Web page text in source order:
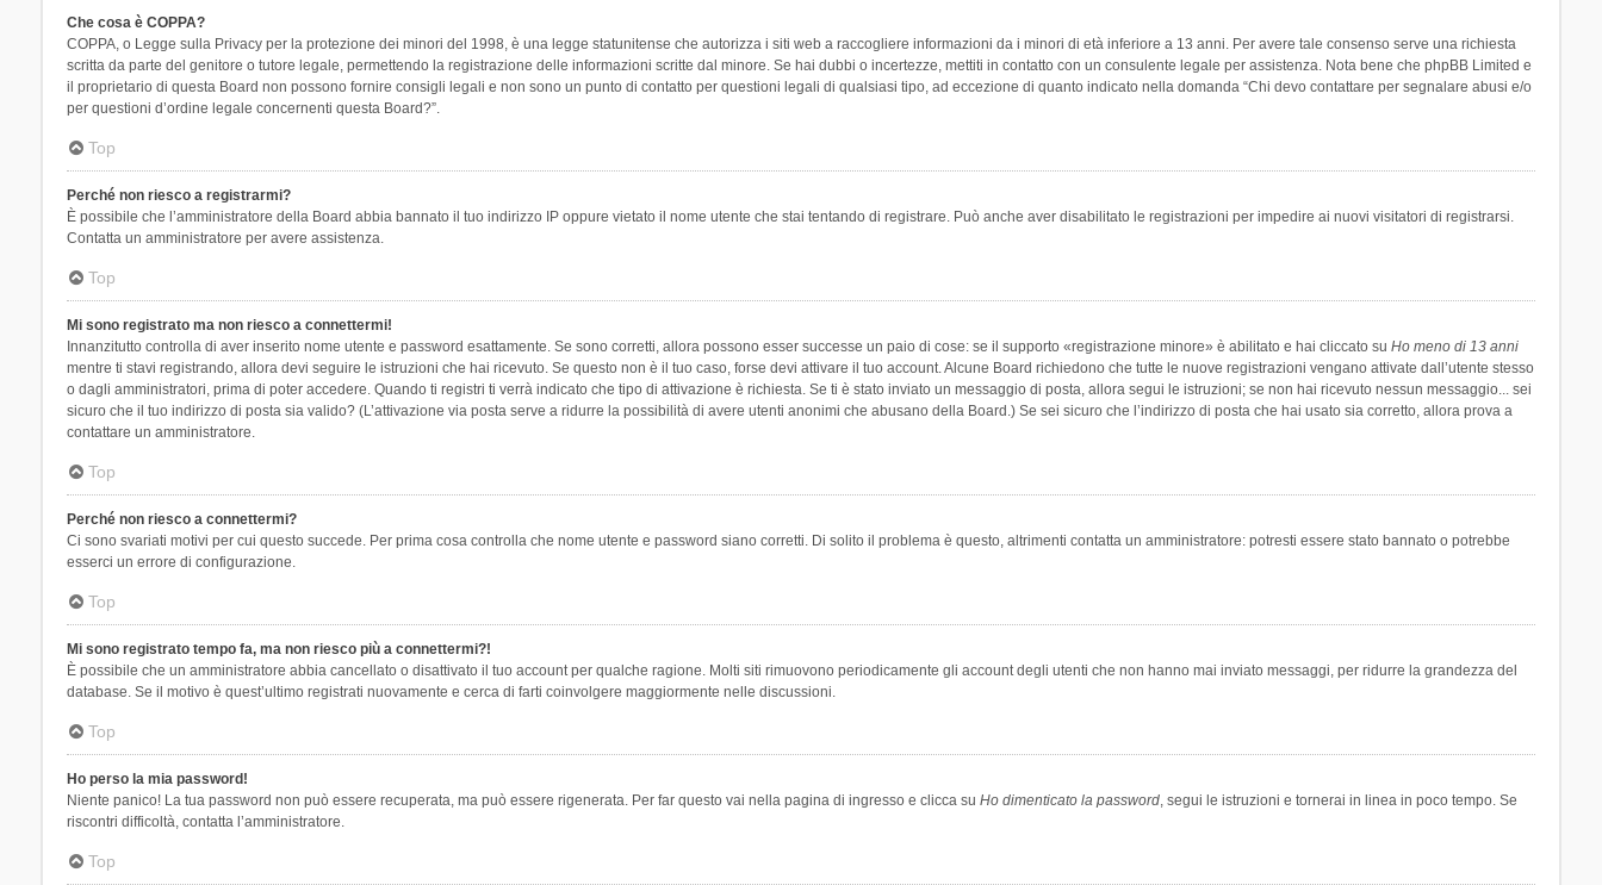
Che cosa è COPPA?
COPPA, o Legge sulla Privacy per la protezione dei minori del 1998, è una legge statunitense che autorizza i siti web a raccogliere informazioni da i minori di età inferiore a 13 anni. Per avere tale consenso serve una richiesta
scritta da parte del genitore o tutore legale, permettendo la registrazione delle informazioni scritte dal minore. Se hai dubbi o incertezze, mettiti in contatto con un consulente legale per assistenza. Nota bene che phpBB Limited e
il proprietario di questa Board non possono fornire consigli legali e non sono un punto di contatto per questioni legali di qualsiasi tipo, ad eccezione di quanto indicato nella domanda “Chi devo contattare per segnalare abusi e/o
per questioni d’ordine legale concernenti questa Board?”.
Top
Perché non riesco a registrarmi?
È possibile che l’amministratore della Board abbia bannato il tuo indirizzo IP oppure vietato il nome utente che stai tentando di registrare. Può anche aver disabilitato le registrazioni per impedire ai nuovi visitatori di registrarsi.
Contatta un amministratore per avere assistenza.
Top
Mi sono registrato ma non riesco a connettermi!
Innanzitutto controlla di aver inserito nome utente e password esattamente. Se sono corretti, allora possono esser successe un paio di cose: se il supporto «registrazione minore» è abilitato e hai cliccato su Ho meno di 13 anni
mentre ti stavi registrando, allora devi seguire le istruzioni che hai ricevuto. Se questo non è il tuo caso, forse devi attivare il tuo account. Alcune Board richiedono che tutte le nuove registrazioni vengano attivate dall’utente stesso
o dagli amministratori, prima di poter accedere. Quando ti registri ti verrà indicato che tipo di attivazione è richiesta. Se ti è stato inviato un messaggio di posta, allora segui le istruzioni; se non hai ricevuto nessun messaggio... sei
sicuro che il tuo indirizzo di posta sia valido? (L’attivazione via posta serve a ridurre la possibilità di avere utenti anonimi che abusano della Board.) Se sei sicuro che l’indirizzo di posta che hai usato sia corretto, allora prova a
contattare un amministratore.
Top
Perché non riesco a connettermi?
Ci sono svariati motivi per cui questo succede. Per prima cosa controlla che nome utente e password siano corretti. Di solito il problema è questo, altrimenti contatta un amministratore: potresti essere stato bannato o potrebbe
esserci un errore di configurazione.
Top
Mi sono registrato tempo fa, ma non riesco più a connettermi?!
È possibile che un amministratore abbia cancellato o disattivato il tuo account per qualche ragione. Molti siti rimuovono periodicamente gli account degli utenti che non hanno mai inviato messaggi, per ridurre la grandezza del
database. Se il motivo è quest’ultimo registrati nuovamente e cerca di farti coinvolgere maggiormente nelle discussioni.
Top
Ho perso la mia password!
Niente panico! La tua password non può essere recuperata, ma può essere rigenerata. Per far questo vai nella pagina di ingresso e clicca su Ho dimenticato la password, segui le istruzioni e tornerai in linea in poco tempo. Se
riscontri difficoltà, contatta l’amministratore.
Top